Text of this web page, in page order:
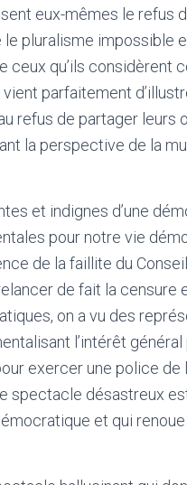
eux-mêmes le refus
pluralisme impossible
qu’ils considèrent
parfaitement
refus de partager leurs
la perspective de la
et indignes d’une
pour notre vie
de la faillite du
de fait la censure
on a vu des
l’intérêt
exercer une police de
spectacle désastreux
et qui